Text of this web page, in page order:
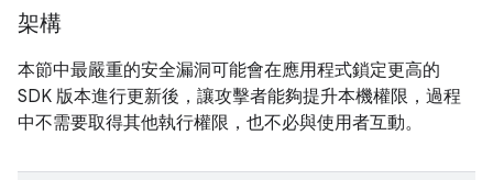
架構
本節中最嚴重的安全漏洞可能會在應用程式鎖定更高的
SDK 版本進行更新後，讓攻擊者能夠提升本機權限，過程
中不需要取得其他執行權限，也不必與使用者互動。